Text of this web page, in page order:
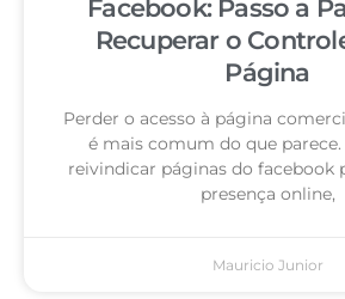
Facebook: Passo a
Recuperar o
Página
Perder o acesso à página
é mais comum do que
reivindicar páginas do facebook
presença online,
Mauricio Junior